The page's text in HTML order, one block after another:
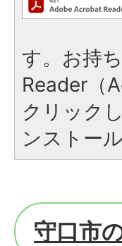
す。お持
Reader（
クリック
ンストー
守口市